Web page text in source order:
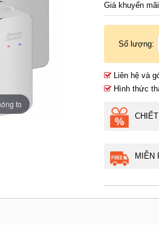
to
Giá khuyến
Số lượng:
Liên hệ và
Hình thức
MIỄN